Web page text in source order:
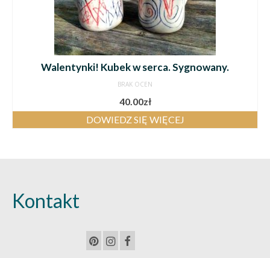
Walentynki! Kubek w serca. Sygnowany.
BRAK OCEN
40.00zł
DOWIEDZ SIĘ WIĘCEJ
Kontakt